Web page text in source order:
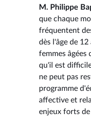
M. Philippe
que chaque
fréquentent
dès l'âge de
femmes âgées
qu'il est
ne peut pas
programme
affective et
enjeux forts